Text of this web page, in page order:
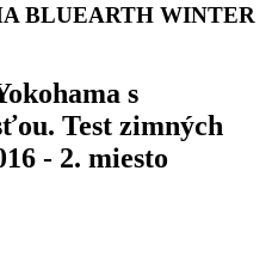
BLUEARTH WINTER
s
Test zimných
- 2. miesto